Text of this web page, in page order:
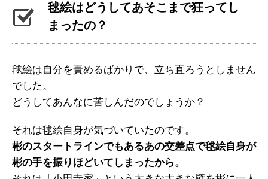
毬絵はどうしてあそこまで狂ってし
まったの？
毬絵は自分を責めるばかりで、立ち直ろうとしません
でした。
どうしてあんなに苦しんだのでしょうか？
それは毬絵自身が気づいていたのです。
彬のスタートラインでもあるあの交差点で毬絵自身が
彬の手を振りほどいてしまったから。